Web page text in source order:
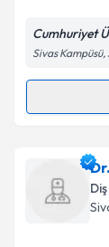
Cumhuriyet
Sivas
Dr.
takvimi